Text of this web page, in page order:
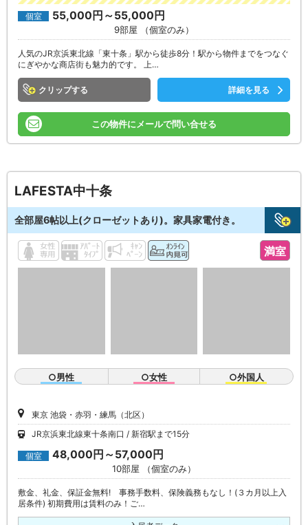
個室 55,000円～55,000円
9部屋 （個室のみ）
人気のJR京浜東北線「東十条」駅から徒歩8分！駅から物件までをつなぐ
にぎやかな商店街も魅力的です。 上…
クリップ 詳細を見る
この物件にメールで問い合せる
LAFESTA中十条
全部屋6帖以上(クローゼットあり)。家具家電付き。
満室
○男性 ○女性 ○外国人
東京 池袋・赤羽・練馬（北区）
JR京浜東北線東十条南口
新宿駅まで15分
個室 48,000円～57,000円
10部屋 （個室のみ）
敷金、礼金、保証金無料! 事務手数料、保険義務もなし！(３カ月以上入
居条件) 初期費用は賃料のみ！ご…